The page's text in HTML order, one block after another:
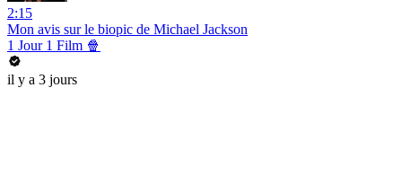
2:15
Mon avis sur le biopic de Michael Jackson
1 Jour 1 Film 🍿
il y a 3 jours